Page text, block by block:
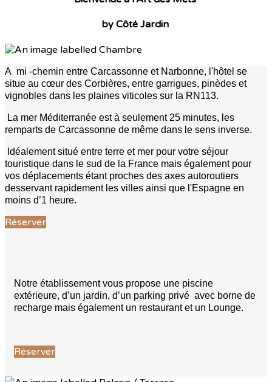
by Côté Jardin
A mi -chemin entre Carcassonne et Narbonne, l'hôtel se
situe au cœur des Corbières, entre garrigues, pinèdes et
vignobles dans les plaines viticoles sur la RN113.
La mer Méditerranée est à seulement 25 minutes, les
remparts de Carcassonne de même dans le sens inverse.
Idéalement situé entre terre et mer pour votre séjour
touristique dans le sud de la France mais également pour
vos déplacements étant proches des axes autoroutiers
desservant rapidement les villes ainsi que l'Espagne en
moins d’1 heure.
Réserver
Notre établissement vous propose une piscine
extérieure, d’un jardin, d’un parking privé avec borne de
recharge mais également un restaurant et un Lounge.
Réserver